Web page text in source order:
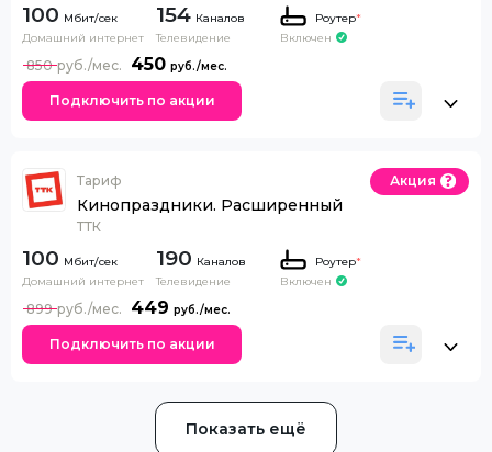
100
Домашний интернет
154 Каналов
Телевидение
Роутер*
Включен
450
850
Подключить по акции
Тариф
Кинопраздники. Расширенный
ТТК
Акция
100
Домашний интернет
190 Каналов
Телевидение
Роутер*
Включен
449
899
Подключить по акции
Показать ещё